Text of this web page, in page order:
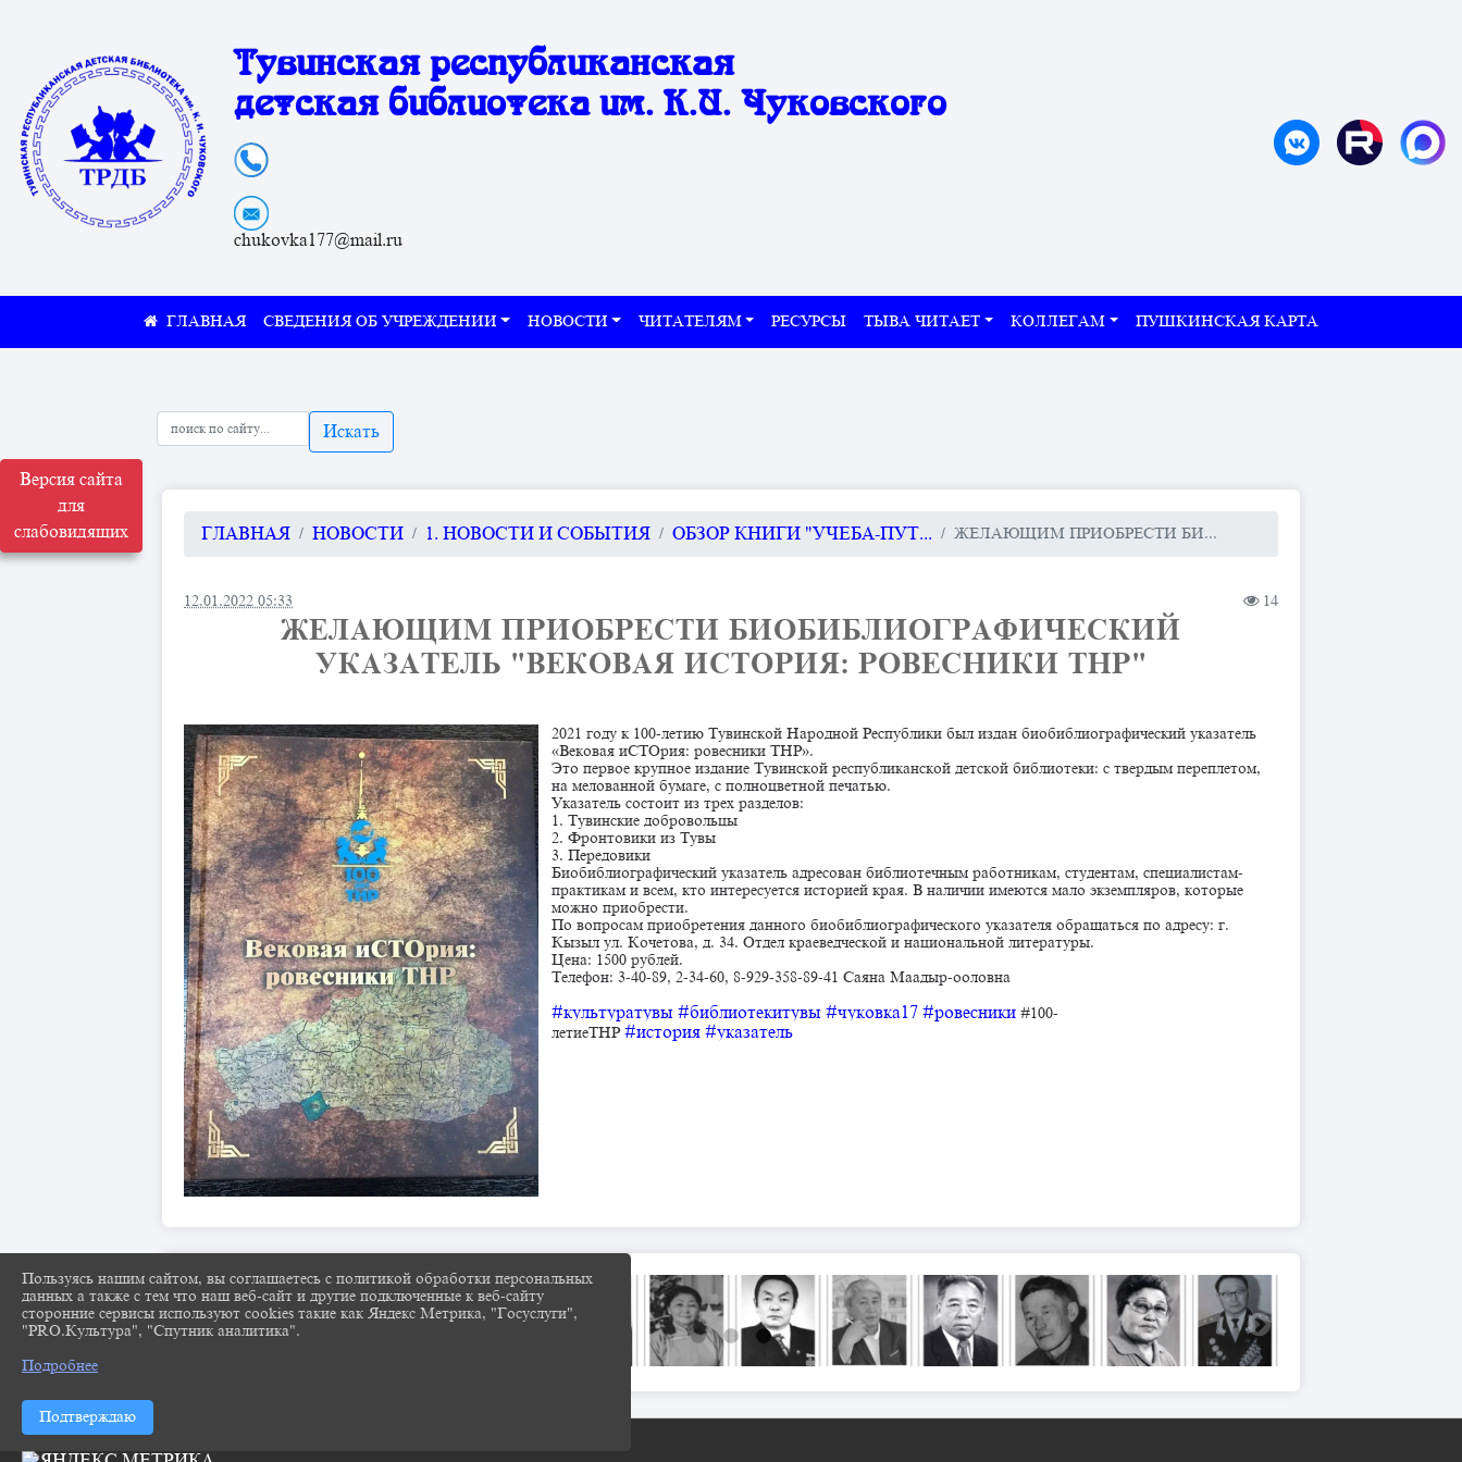
Версия сайта
для
слабовидящих
Тувинская республиканская
детская библиотека им. К.И. Чуковского
chukovka177@mail.ru
СВЕДЕНИЯ ОБ УЧРЕЖДЕНИИ НОВОСТИ ЧИТАТЕЛЯМ РЕСУРСЫ ТЫВА ЧИТАЕТ КОЛЛЕГАМ ПУШКИНСКАЯ КАРТА
Искать
ГЛАВНАЯ НОВОСТИ 1. НОВОСТИ И СОБЫТИЯ ОБЗОР КНИГИ "УЧЕБА-ПУТ... ЖЕЛАЮЩИМ ПРИОБРЕСТИ БИ...
12.01.2022 05:33 14
ЖЕЛАЮЩИМ ПРИОБРЕСТИ БИОБИБЛИОГРАФИЧЕСКИЙ
УКАЗАТЕЛЬ "ВЕКОВАЯ ИСТОРИЯ: РОВЕСНИКИ ТНР"
2021 году к 100-летию Тувинской Народной Республики был издан биобиблиографический указатель
«Вековая иСТОрия: ровесники ТНР».
Это первое крупное издание Тувинской республиканской детской библиотеки: с твердым переплетом,
на мелованной бумаге, с полноцветной печатью.
Указатель состоит из трех разделов:
1. Тувинские добровольцы
2. Фронтовики из Тувы
3. Передовики
Биобиблиографический указатель адресован библиотечным работникам, студентам, специалистам-
практикам и всем, кто интересуется историей края. В наличии имеются мало экземпляров, которые
можно приобрести.
По вопросам приобретения данного биобиблиографического указателя обращаться по адресу: г.
Кызыл ул. Кочетова, д. 34. Отдел краеведческой и национальной литературы.
Цена: 1500 рублей.
Телефон: 3-40-89, 2-34-60, 8-929-358-89-41 Саяна Маадыр-ооловна
#культуратувы #библиотекитувы #чуковка17 #ровесники #100-
летиеТНР#история #указатель
Пользуясь нашим сайтом, вы соглашаетесь с политикой обработки персональных
данных а также с тем что наш веб-сайт и другие подключенные к веб-сайту
сторонние сервисы используют cookies такие как Яндекс Метрика, "Госуслуги",
"PRO.Культура", "Спутник аналитика".
Подробнее
Подтверждаю